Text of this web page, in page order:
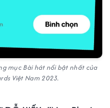
mục Bài hát nổi bật nhất của
Việt Nam 2023.